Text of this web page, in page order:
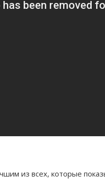
из всех, которые